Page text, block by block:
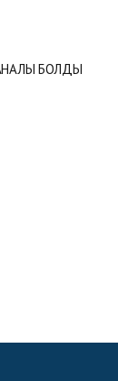
БОЛДЫ